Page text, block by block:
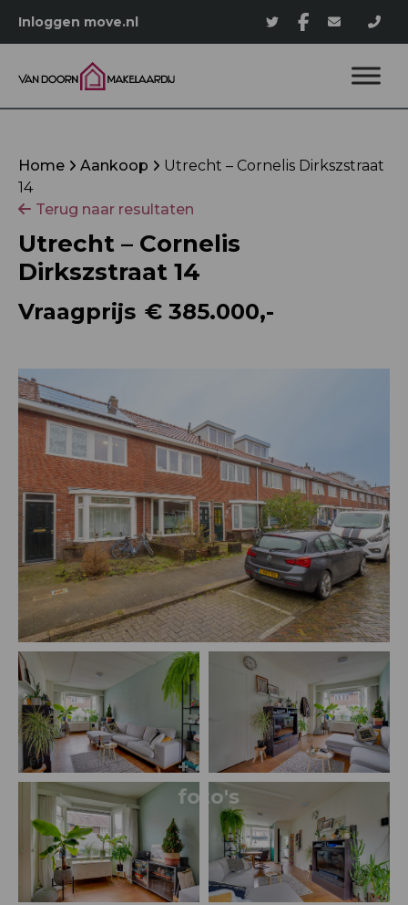
Inloggen move.nl
Home Aankoop
Utrecht – Cornelis Dirkszstraat
14
Terug naar resultaten
Utrecht – Cornelis
Dirkszstraat 14
Vraagprijs € 385.000,-
+ 4
foto's